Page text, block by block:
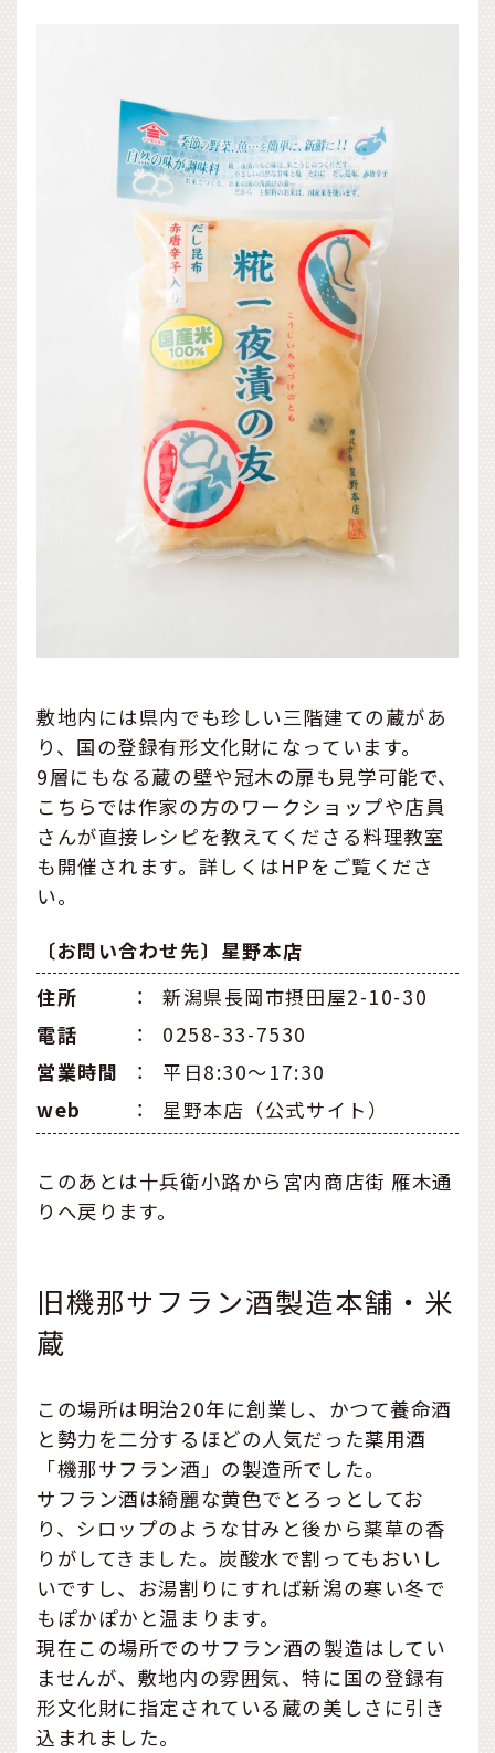
敷地内には県内でも珍しい三階建ての蔵があ
り、国の登録有形文化財になっています。
9層にもなる蔵の壁や冠木の扉も見学可能で、
こちらでは作家の方のワークショップや店員
さんが直接レシピを教えてくださる料理教室
も開催されます。詳しくはHPをご覧くださ
い。
〔お問い合わせ先〕星野本店
住所
：
新潟県長岡市摂田屋2-10-30
電話
：
0258-33-7530
営業時間
：
平日8:30～17:30
web
： 星野本店（公式サイト）
このあとは十兵衛小路から宮内商店街 雁木通
りへ戻ります。
旧機那サフラン酒製造本舗・米
蔵
この場所は明治20年に創業し、かつて養命酒
と勢力を二分するほどの人気だった薬用酒
「機那サフラン酒」の製造所でした。
サフラン酒は綺麗な黄色でとろっとしてお
り、シロップのような甘みと後から薬草の香
りがしてきました。炭酸水で割ってもおいし
いですし、お湯割りにすれば新潟の寒い冬で
もぽかぽかと温まります。
現在この場所でのサフラン酒の製造はしてい
ませんが、敷地内の雰囲気、特に国の登録有
形文化財に指定されている蔵の美しさに引き
込まれました。